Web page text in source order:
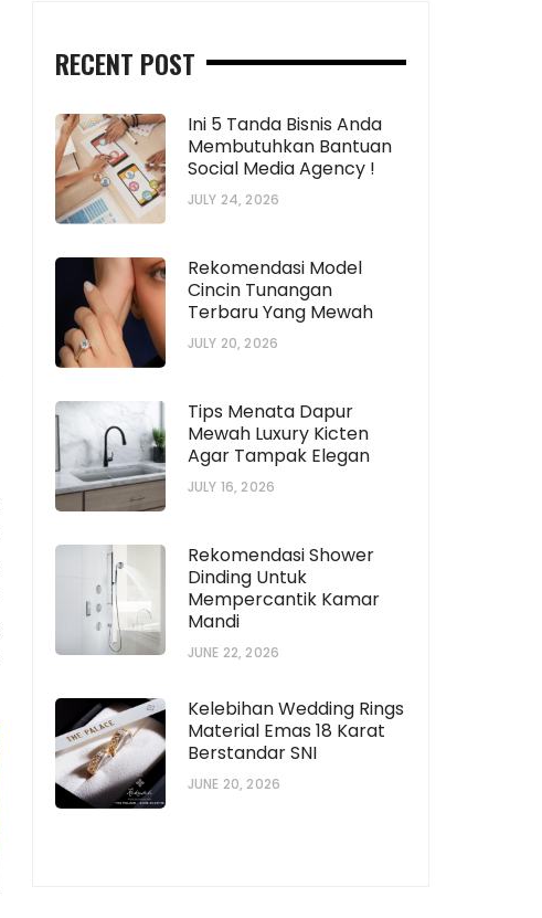
RECENT POST
Ini 5 Tanda Bisnis Anda
Membutuhkan Bantuan
Social Media Agency !
JULY 24, 2026
Rekomendasi Model
Cincin Tunangan
Terbaru Yang Mewah
JULY 20, 2026
Tips Menata Dapur
Mewah Luxury Kicten
Agar Tampak Elegan
JULY 16, 2026
Rekomendasi Shower
Dinding Untuk
Mempercantik Kamar
Mandi
JUNE 22, 2026
Kelebihan Wedding Rings
Material Emas 18 Karat
Berstandar SNI
JUNE 20, 2026